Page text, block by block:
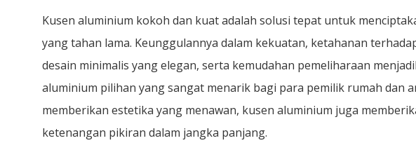
Kusen aluminium kokoh dan kuat adalah solusi tepat untuk
yang tahan lama. Keunggulannya dalam kekuatan, ketahanan
desain minimalis yang elegan, serta kemudahan pemeliharaan
aluminium pilihan yang sangat menarik bagi para pemilik rumah dan
memberikan estetika yang menawan, kusen aluminium juga
ketenangan pikiran dalam jangka panjang.